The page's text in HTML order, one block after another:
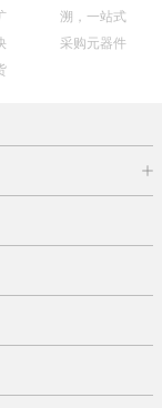
溯，一站式
采购元器件